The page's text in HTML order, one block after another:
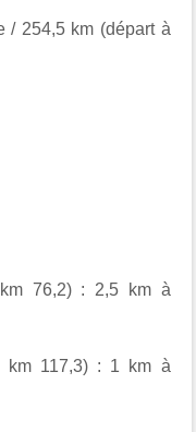
/ 254,5 km (départ à
76,2) : 2,5 km à
km 117,3) : 1 km à